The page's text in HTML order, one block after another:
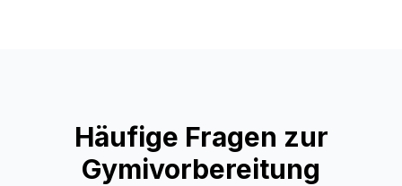
Häufige Fragen zur
Gymivorbereitung